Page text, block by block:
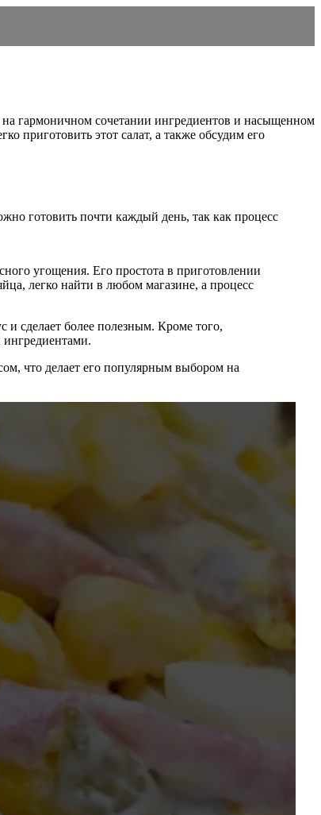
гармоничном сочетании ингредиентов и насыщенном
приготовить этот салат, а также обсудим его
готовить почти каждый день, так как процесс
угощения. Его простота в приготовлении
легко найти в любом магазине, а процесс
и сделает более полезным. Кроме того,
ингредиентами.
что делает его популярным выбором на